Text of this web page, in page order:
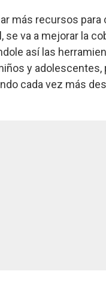
más recursos para
, se va a mejorar la
así las
y adolescentes,
cada vez más